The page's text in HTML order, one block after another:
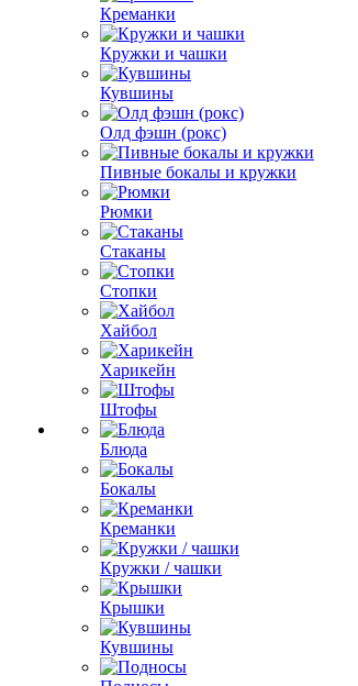
Креманки
Кружки и чашки
Кувшины
Олд фэшн (рокс)
Пивные бокалы и кружки
Рюмки
Стаканы
Стопки
Хайбол
Харикейн
Штофы
Блюда
Бокалы
Креманки
Кружки / чашки
Крышки
Кувшины